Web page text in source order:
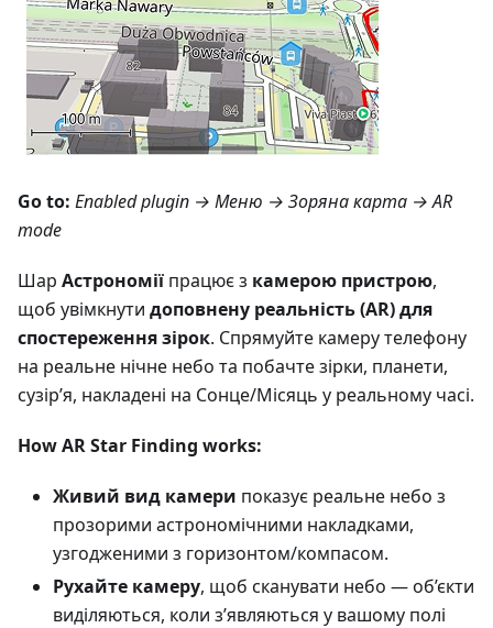
Go to: Enabled plugin → Меню → Зоряна карта → AR
mode
Шар Астрономії працює з камерою пристрою,
щоб увімкнути доповнену реальність (AR) для
спостереження зірок. Спрямуйте камеру телефону
на реальне нічне небо та побачте зірки, планети,
сузір’я, накладені на Сонце/Місяць у реальному часі.
How AR Star Finding works:
Живий вид камери показує реальне небо з
прозорими астрономічними накладками,
узгодженими з горизонтом/компасом.
Рухайте камеру, щоб сканувати небо — об’єкти
виділяються, коли з’являються у вашому полі